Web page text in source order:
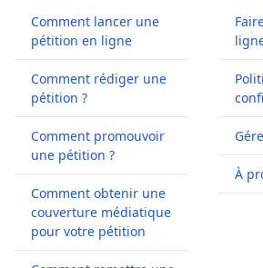
Comment lancer une
pétition en ligne
Comment rédiger une
pétition ?
Comment promouvoir
une pétition ?
Comment obtenir une
couverture médiatique
pour votre pétition
À